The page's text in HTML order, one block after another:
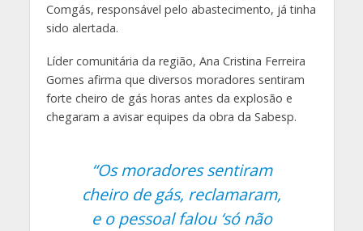
Comgás, responsável pelo abastecimento, já tinha
sido alertada.
Líder comunitária da região, Ana Cristina Ferreira
Gomes afirma que diversos moradores sentiram
forte cheiro de gás horas antes da explosão e
chegaram a avisar equipes da obra da Sabesp.
“Os moradores sentiram
cheiro de gás, reclamaram,
e o pessoal falou ‘só não